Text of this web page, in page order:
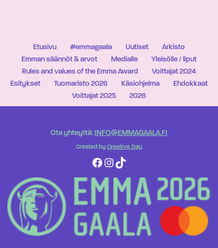
Etusivu #emmagaala Uutiset
Arkisto
Emman säännöt & arvot
Medialle
Yleisölle / liput
Rules and values of the Emma Award
Voittajat 2024
Esitykset
Tuomaristo 2026 Käsiohjelma
Ehdokkaat
Voittajat 2025
2026
Ota yhteyttä: INFO@EMMAGAALA.FI
Created by Creative Day